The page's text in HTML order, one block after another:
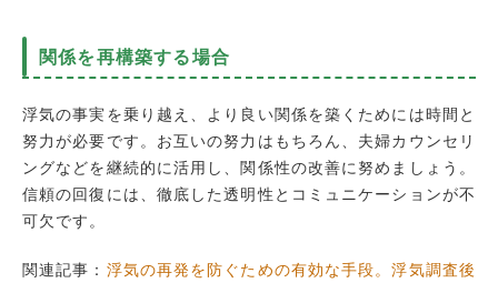
関係を再構築する場合
浮気の事実を乗り越え、より良い関係を築くためには時間と
努力が必要です。お互いの努力はもちろん、夫婦カウンセリ
ングなどを継続的に活用し、関係性の改善に努めましょう。
信頼の回復には、徹底した透明性とコミュニケーションが不
可欠です。
関連記事： 浮気の再発を防ぐための有効な手段。浮気調査後